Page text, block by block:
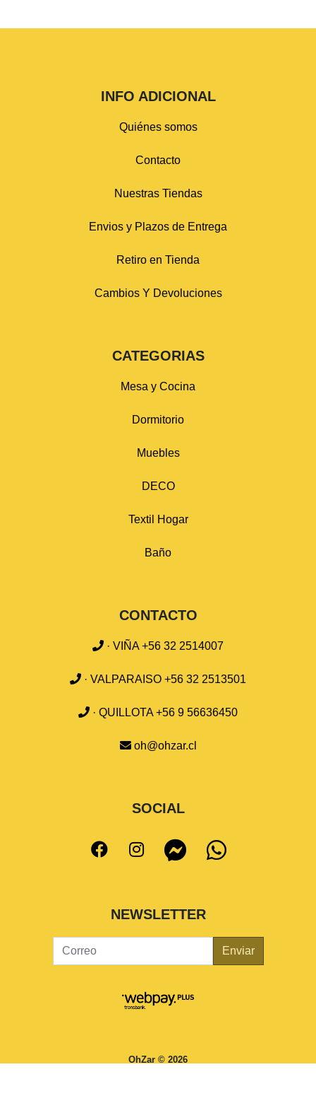
INFO ADICIONAL
Quiénes somos
Contacto
Nuestras Tiendas
Envios y Plazos de Entrega
Retiro en Tienda
Cambios Y Devoluciones
CATEGORIAS
Mesa y Cocina
Dormitorio
Muebles
DECO
Textil Hogar
Baño
CONTACTO
· VIÑA +56 32 2514007
· VALPARAISO +56 32 2513501
· QUILLOTA +56 9 56636450
oh@ohzar.cl
SOCIAL
NEWSLETTER
Enviar
OhZar © 2026